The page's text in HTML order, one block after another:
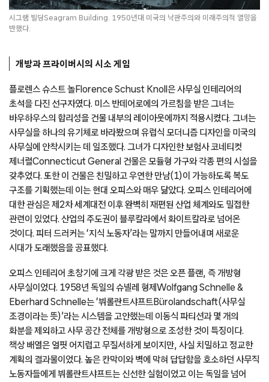
시그램 빌딩Seagram Building. 1950년대 미국의 낙관주의와 미래주의적 열망을
반했다.
개방과 프라이버시의 시소 게임
플로렌스 슈스트 놀Florence Schust Knoll은 사무실 인테리어의
초석을 다진 선구자였다. 미스 반데어로에의 가르침을 받은 그녀는
바우하우스의 합리성을 건물 내부의 레이아웃에까지 적용시켰다. 그녀는
사무실을 하나의 유기체로 바라봤으며 유럽식 모더니즘 디자인을 미국의
사무실에 안착시키는 데 일조했다. 그녀가 디자인한 보험사 코네티컷
제너럴Connecticut General 건물은 모듈형 가구와 각종 편의 시설을
갖추었다. 또한 이 건물은 친밀하고 우연한 만남(1)이 가능하도록 복도
구조를 기획했는데 이는 현대 오피스와 매우 닮았다. 오피스 인테리어에
대한 관심은 제2차 세계대전 이후 완벽히 재편된 산업 체계와도 밀접한
관련이 있었다. 산업의 주도권이 블루칼라에서 화이트칼라로 넘어온
것이다. 피터 드러커는 ‘지식 노동자’라는 말까지 만들어내며 새로운
시대가 도래했음을 공표했다.
오피스 인테리어 초창기에 크게 각광 받은 것은 오픈 플랜, 즉 개방형
사무실이었다. 1958년 독일의 슈넬레 형제Wolfgang Schnelle &
Eberhard Schnelle는 ‘뷔롤란트샤프트Bürolandschaft(사무실
조경이라는 뜻)’라는 시스템을 고안했는데 이동식 파티션과 몇 개의
화분을 제외하고 사무 공간 전체를 개방형으로 조성한 것이 특징이다.
책상 배열은 얼핏 어지럽고 무질서하게 보이지만, 사실 치밀하고 정교한
계획의 결과물이었다. 높은 칸막이와 벽에 막혀 답답함을 호소하던 사무직
노동자들에게 뷔롤란트샤프트는 신선한 실험이었고 이는 독일을 넘어